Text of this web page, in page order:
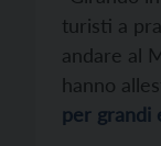
turisti a
andare al
hanno
per grandi